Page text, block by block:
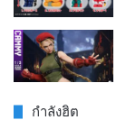
กำลังฮิต